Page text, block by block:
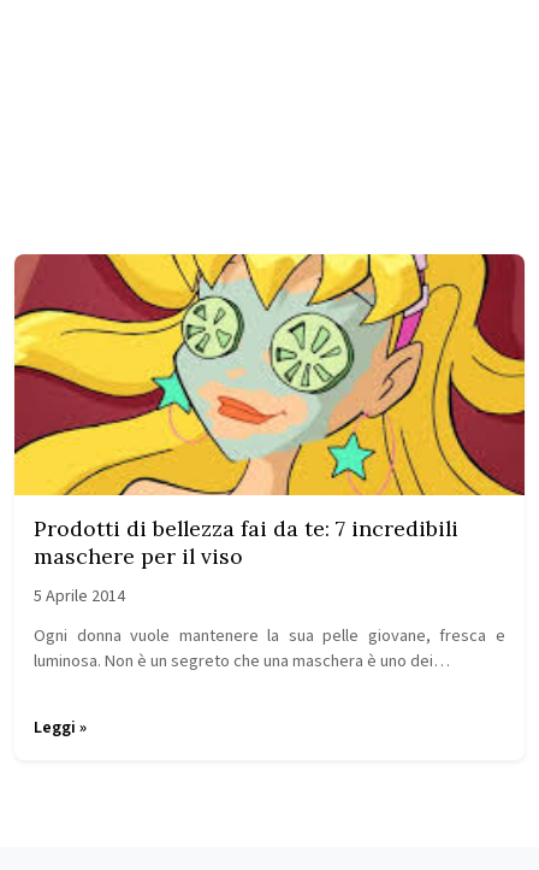
Prodotti di bellezza fai da te: 7 incredibili
maschere per il viso
5 Aprile 2014
Ogni donna vuole mantenere la sua pelle giovane, fresca e
luminosa. Non è un segreto che una maschera è uno dei…
Leggi »